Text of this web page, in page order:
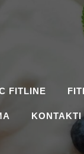
FITLINE
KONTAKTI